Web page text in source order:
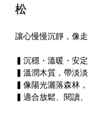
松
讓心慢慢沉靜，像走
▍沉穩・溫暖・安定
▍溫潤木質，帶淡
▍像陽光灑落森林
▍適合放鬆、閱讀